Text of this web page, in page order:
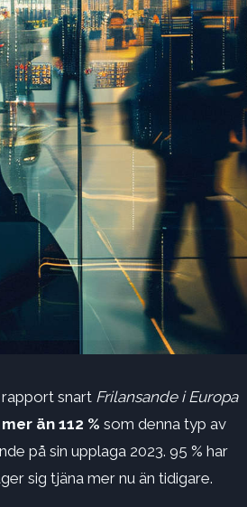
snart Frilansande i Europa
än 112 % som denna typ av
på sin upplaga 2023. 95 % har
sig tjäna mer nu än tidigare.